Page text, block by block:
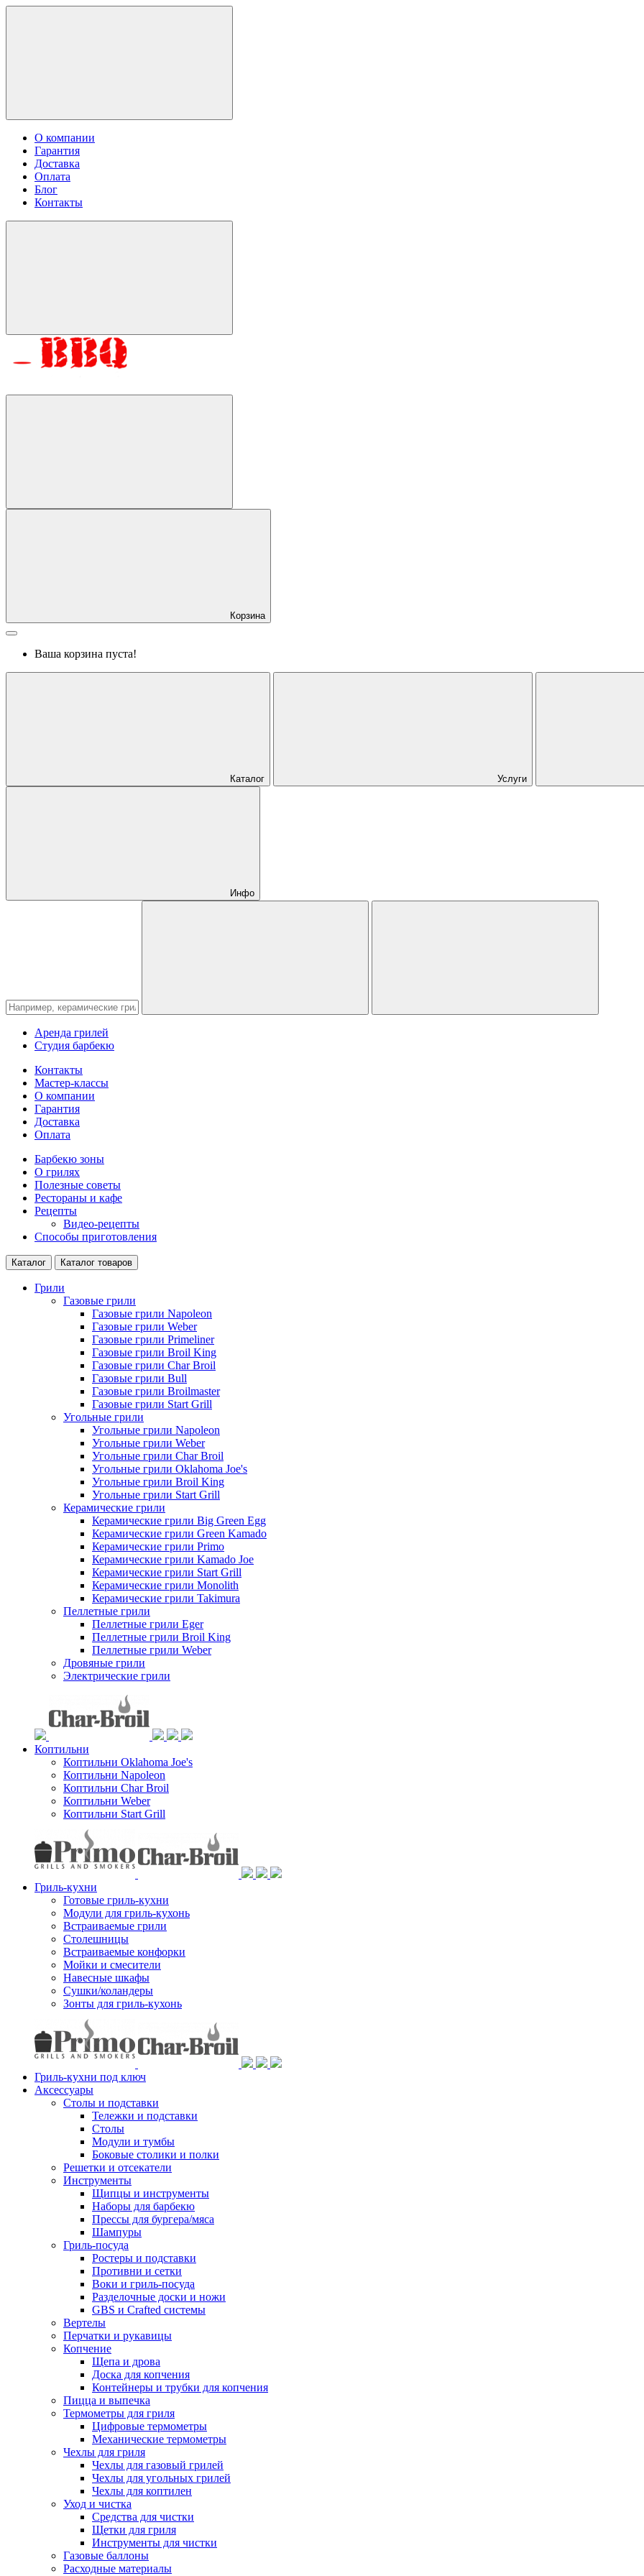
О компании
Гарантия
Доставка
Оплата
Блог
Контакты
Корзина
Ваша корзина пуста!
Каталог Услуги
Инфо
Аренда грилей
Студия барбекю
Контакты
Мастер-классы
О компании
Гарантия
Доставка
Оплата
Барбекю зоны
О грилях
Полезные советы
Рестораны и кафе
Рецепты
Видео-рецепты
Способы приготовления
Каталог Каталог товаров
Грили
Газовые грили
Газовые грили Napoleon
Газовые грили Weber
Газовые грили Primeliner
Газовые грили Broil King
Газовые грили Char Broil
Газовые грили Bull
Газовые грили Broilmaster
Газовые грили Start Grill
Угольные грили
Угольные грили Napoleon
Угольные грили Weber
Угольные грили Char Broil
Угольные грили Oklahoma Joe's
Угольные грили Broil King
Угольные грили Start Grill
Керамические грили
Керамические грили Big Green Egg
Керамические грили Green Kamado
Керамические грили Primo
Керамические грили Kamado Joe
Керамические грили Start Grill
Керамические грили Monolith
Керамические грили Takimura
Пеллетные грили
Пеллетные грили Eger
Пеллетные грили Broil King
Пеллетные грили Weber
Дровяные грили
Электрические грили
Коптильни
Коптильни Oklahoma Joe's
Коптильни Napoleon
Коптильни Char Broil
Коптильни Weber
Коптильни Start Grill
Гриль-кухни
Готовые гриль-кухни
Модули для гриль-кухонь
Встраиваемые грили
Столешницы
Встраиваемые конфорки
Мойки и смесители
Навесные шкафы
Сушки/коландеры
Зонты для гриль-кухонь
Гриль-кухни под ключ
Аксессуары
Столы и подставки
Тележки и подставки
Столы
Модули и тумбы
Боковые столики и полки
Решетки и отсекатели
Инструменты
Щипцы и инструменты
Наборы для барбекю
Прессы для бургера/мяса
Шампуры
Гриль-посуда
Ростеры и подставки
Противни и сетки
Воки и гриль-посуда
Разделочные доски и ножи
GBS и Crafted системы
Вертелы
Перчатки и рукавицы
Копчение
Щепа и дрова
Доска для копчения
Контейнеры и трубки для копчения
Пицца и выпечка
Термометры для гриля
Цифровые термометры
Механические термометры
Чехлы для гриля
Чехлы для газовый грилей
Чехлы для угольных грилей
Чехлы для коптилен
Уход и чистка
Средства для чистки
Щетки для гриля
Инструменты для чистки
Газовые баллоны
Расходные материалы